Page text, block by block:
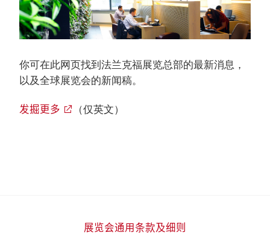
你可在此网页找到法兰克福展览总部的最新消息，
以及全球展览会的新闻稿。
发掘更多 （仅英文）
展览会通用条款及细则